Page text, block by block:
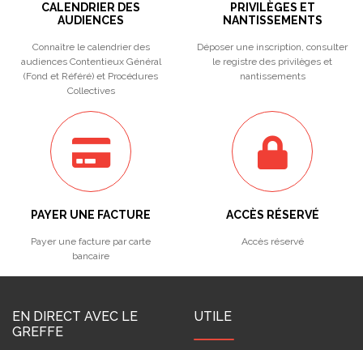
CALENDRIER DES
AUDIENCES
Connaître le calendrier des
audiences Contentieux Général
(Fond et Référé) et Procédures
Collectives
PRIVILÈGES ET
NANTISSEMENTS
Déposer une inscription, consulter
le registre des privilèges et
nantissements
PAYER UNE FACTURE
Payer une facture par carte
bancaire
ACCÈS RÉSERVÉ
Accès réservé
EN DIRECT AVEC LE
GREFFE
UTILE